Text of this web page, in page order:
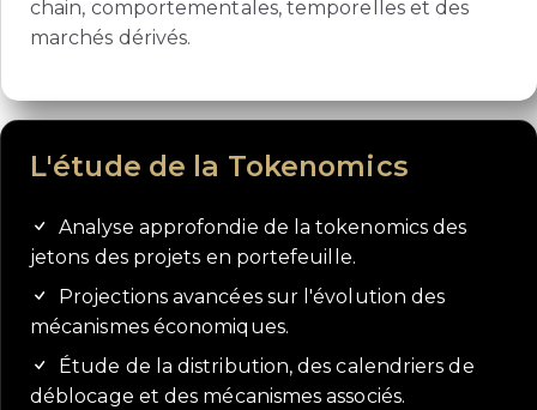
chain, comportementales, temporelles et des
marchés dérivés.
L'étude de la Tokenomics
Analyse approfondie de la tokenomics des
jetons des projets en portefeuille.
Projections avancées sur l'évolution des
mécanismes économiques.
Étude de la distribution, des calendriers de
déblocage et des mécanismes associés.